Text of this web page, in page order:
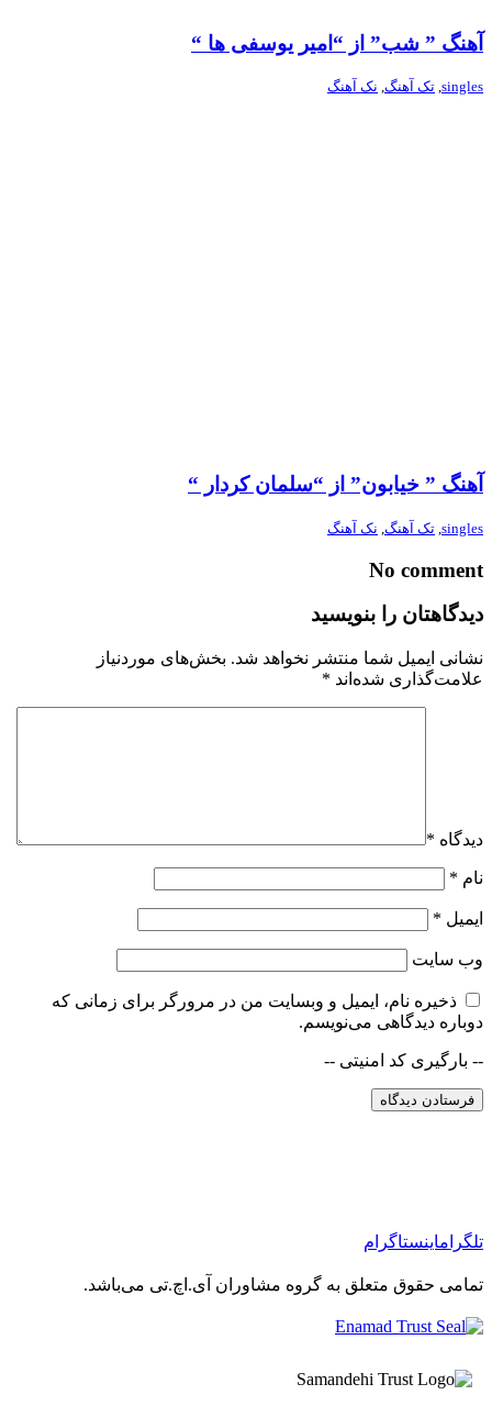
آهنگ ” شب” از “امیر یوسفی ها “
singles
, تک آهنگ, نک آهنگ
آهنگ ” خیابون” از “سلمان کردار “
singles تک آهنگ نک آهنگ
No comment
دیدگاهتان را بنویسید
نشانی ایمیل شما منتشر نخواهد شد. بخش‌های موردنیاز
علامت‌گذاری شده‌اند *
دیدگاه *
نام *
ایمیل *
وب‌ سایت
ذخیره نام، ایمیل و وبسایت من در مرورگر برای زمانی که
دوباره دیدگاهی می‌نویسم.
-- بارگیری کد امنیتی --
تلگراماینستاگرام
تمامی حقوق متعلق به گروه مشاوران آی.اچ.تی می‌باشد.